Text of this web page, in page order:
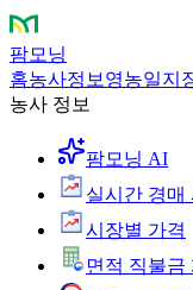
팜모닝
홈농사정보 영농일지
농사 정보
팜모닝 AI
실시간 경매
시장별 가격
면적 직불금